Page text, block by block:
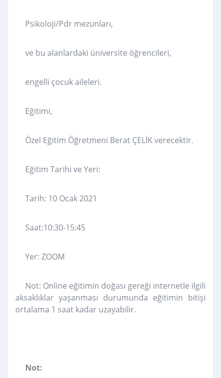
Psikoloji/Pdr mezunları,
ve bu alanlardaki üniversite öğrencileri,
engelli çocuk aileleri.
Eğitimi,
Özel Eğitim Öğretmeni Berat ÇELİK verecektir.
Eğitim Tarihi ve Yeri:
Tarih: 10 Ocak 2021
Saat:10:30-15:45
Yer: ZOOM
Not: Online eğitimin doğası gereği internetle ilgili
aksaklıklar yaşanması durumunda eğitimin bitişi
ortalama 1 saat kadar uzayabilir.
Not: